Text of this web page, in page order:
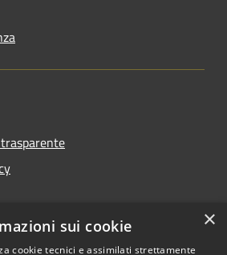
×
sui cookie
cookie tecnici e assimilati strettamente